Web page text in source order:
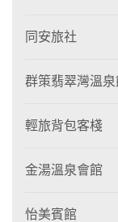
同安旅社
群策翡翠灣溫泉
輕旅背包客棧
金湯溫泉會館
怡美賓館